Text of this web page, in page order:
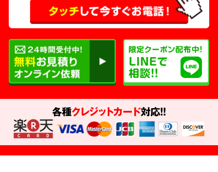
各種クレジットカード対応!!